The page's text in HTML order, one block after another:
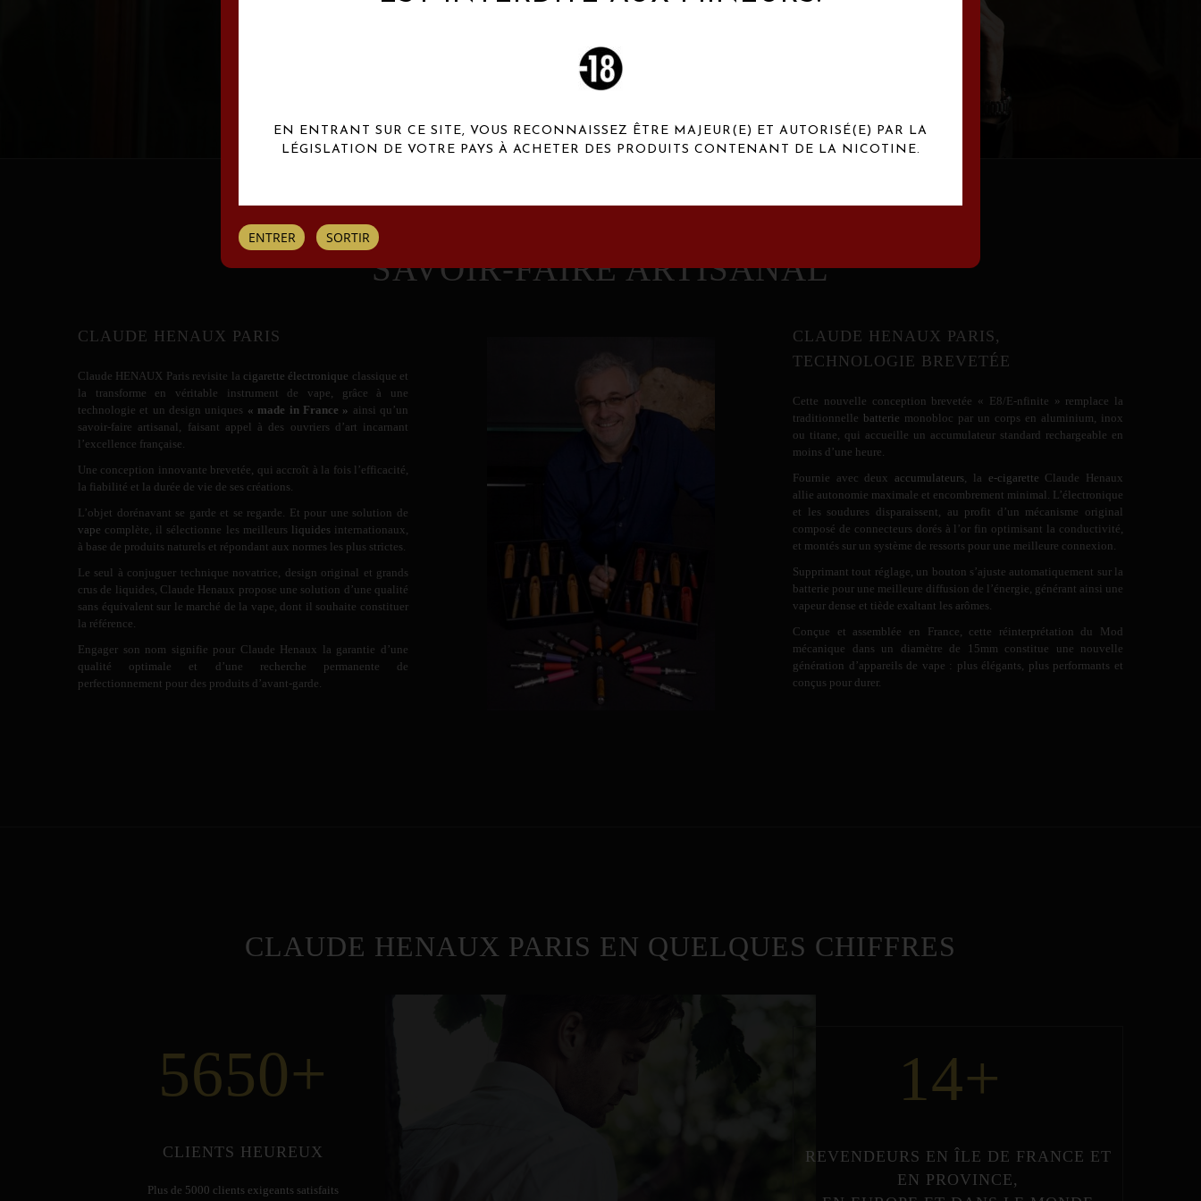
SAVOIR-FAIRE ARTISANAL
CLAUDE HENAUX PARIS
Claude HENAUX Paris revisite la cigarette électronique classique et
la transforme en véritable instrument de vape, grâce à une
technologie et un design uniques « made in France » ainsi qu’un
savoir-faire artisanal, faisant appel à des ouvriers d’art incarnant
l’excellence française.
Une conception innovante brevetée, qui accroît à la fois l’efficacité,
la fiabilité et la durée de vie de ses créations.
L’objet dorénavant se garde et se regarde. Et pour une solution de
vape complète, il sélectionne les meilleurs liquidesinternationaux,
à base de produits naturels et répondant aux normes les plus strictes.
Le seul à conjuguer technique novatrice, design original et grands
crus de liquides, Claude Henaux propose une solution d’une qualité
sans équivalent sur le marché de la vape, dont il souhaite constituer
la référence.
Engager son nom signifie pour Claude Henaux la garantie d’une
qualité optimale et d’une recherche permanente de
perfectionnement pour des produits d’avant-garde.
CLAUDE HENAUX PARIS,
TECHNOLOGIE BREVETÉE
Cette nouvelle conception brevetée « E8/E-nfinite » remplace la
traditionnelle batterie monobloc par un corps en aluminium, inox
ou titane, qui accueille un accumulateur standard rechargeable en
moins d’une heure.
Fournie avec deux accumulateurs , la e-cigarette Claude Henaux
allie autonomie maximale et encombrement minimal. L’électronique
et les soudures disparaissent, au profit d’un mécanisme original
composé de connecteurs dorés à l’or fin optimisant la conductivité,
et montés sur un système de ressorts pour une meilleure connexion.
Supprimant tout réglage, un bouton s’ajuste automatiquement sur la
batterie pour une meilleure diffusion de l’énergie, générant ainsi une
vapeur dense et tiède exaltant les arômes.
Conçue et assemblée en France, cette réinterprétation du Mod
mécanique dans un diamètre de 15mm constitue une nouvelle
génération d’appareils de vape : plus élégants, plus performants et
conçus pour durer.
CLAUDE HENAUX PARIS EN QUELQUES CHIFFRES
5650+
CLIENTS HEUREUX
Plus de 5000 clients exigeants satisfaits
14+
REVENDEURS EN ÎLE DE FRANCE ET
EN PROVINCE,
EN ENTRANT SUR CE SITE, VOUS RECONNAISSEZ ÊTRE MAJEUR(E) ET AUTORISÉ(E) PAR LA
LÉGISLATION DE VOTRE PAYS À ACHETER DES PRODUITS CONTENANT DE LA NICOTINE.
ENTRER SORTIR